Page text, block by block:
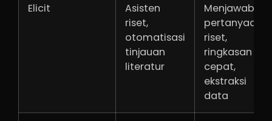
Elicit
Asisten
riset,
otomatisasi
tinjauan
literatur
Menjawab
pertanyaan
riset,
ringkasan
cepat,
ekstraksi
data